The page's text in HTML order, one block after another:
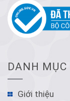
DANH MỤC
Giới thiệu